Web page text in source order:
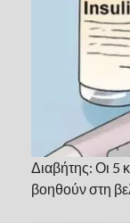
Διαβήτης: Οι 5
βοηθούν στη